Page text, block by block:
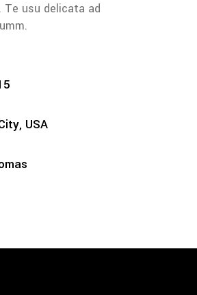
Te usu delicata ad
USA